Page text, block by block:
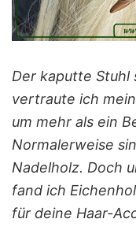
Der kaputte Stuhl
vertraute ich
um mehr als ein
Normalerweise
Nadelholz. Doch
fand ich
für deine Haar-